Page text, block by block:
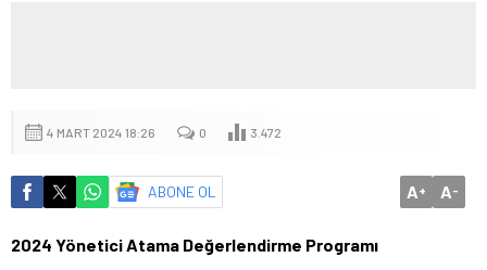
4 MART 2024 18:26 0 3.472
ABONE OL A+ A-
2024 Yönetici Atama Değerlendirme Programı